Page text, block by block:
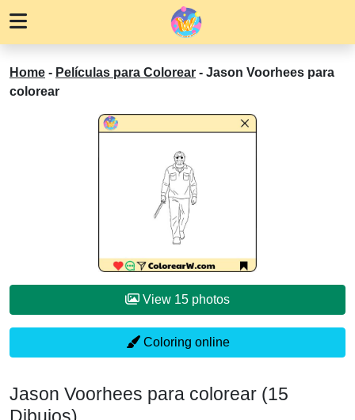
Home - Películas para Colorear - Jason Voorhees para
colorear
View 15 photos
Coloring online
Jason Voorhees para colorear (15